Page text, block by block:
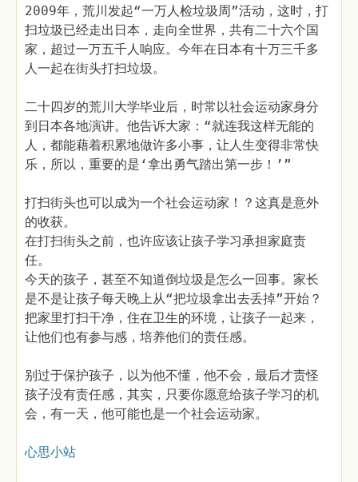
2009年，荒川发起“一万人检垃圾周”活动，这时，打
扫垃圾已经走出日本，走向全世界，共有二十六个国
家，超过一万五千人响应。今年在日本有十万三千多
人一起在街头打扫垃圾。
二十四岁的荒川大学毕业后，时常以社会运动家身分
到日本各地演讲。他告诉大家：“就连我这样无能的
人，都能藉着积累地做许多小事，让人生变得非常快
乐，所以，重要的是‘拿出勇气踏出第一步！’”
打扫街头也可以成为一个社会运动家！？这真是意外
的收获。
在打扫街头之前，也许应该让孩子学习承担家庭责
任。
今天的孩子，甚至不知道倒垃圾是怎么一回事。家长
是不是让孩子每天晚上从“把垃圾拿出去丢掉”开始？
把家里打扫干净，住在卫生的环境，让孩子一起来，
让他们也有参与感，培养他们的责任感。
别过于保护孩子，以为他不懂，他不会，最后才责怪
孩子没有责任感，其实，只要你愿意给孩子学习的机
会，有一天，他可能也是一个社会运动家。
心思小站